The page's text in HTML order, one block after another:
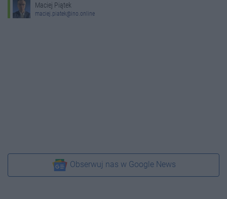
Maciej Piątek
maciej.piatek@ino.online
Obserwuj nas w Google News